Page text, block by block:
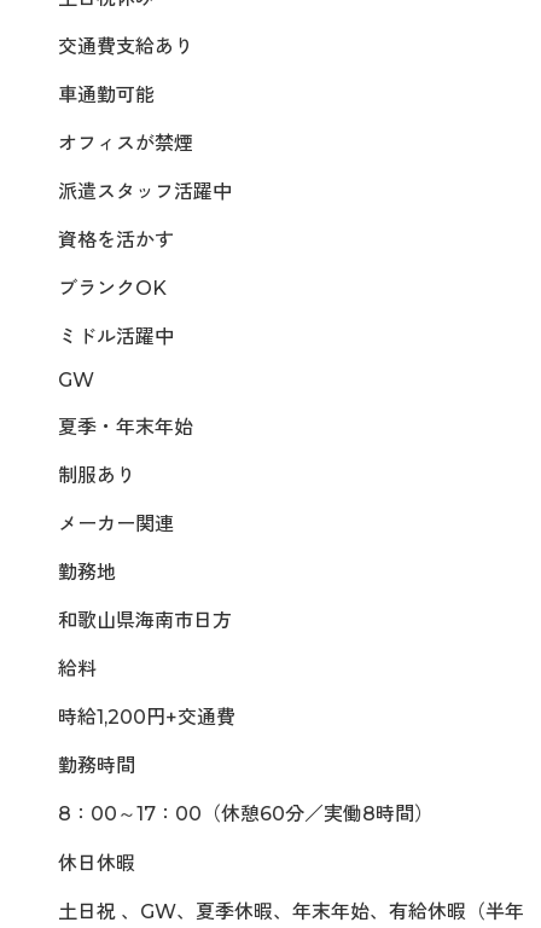
交通費支給あり
車通勤可能
オフィスが禁煙
派遣スタッフ活躍中
資格を活かす
ブランクOK
ミドル活躍中
GW
夏季・年末年始
制服あり
メーカー関連
勤務地
和歌山県海南市日方
給料
時給1,200円+交通費
勤務時間
8：00～17：00（休憩60分／実働8時間）
休日休暇
土日祝 、GW、夏季休暇、年末年始、有給休暇（半年